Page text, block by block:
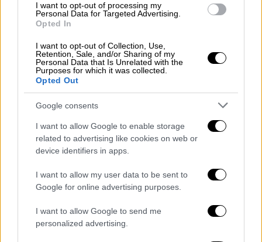
I want to opt-out of processing my
Personal Data for Targeted Advertising.
Opted In
I want to opt-out of Collection, Use,
Retention, Sale, and/or Sharing of my
Personal Data that Is Unrelated with the
Purposes for which it was collected.
Opted Out
Google consents
I want to allow Google to enable storage
related to advertising like cookies on web or
device identifiers in apps.
I want to allow my user data to be sent to
Google for online advertising purposes.
I want to allow Google to send me
personalized advertising.
Ο Γιάννης Καλογεράτος ετοιμάζει τον αετό του
«Τα παιδιά έχουν αναλάβει την επιχείρηση
αλλά κάνουν και αυτοί κάιτ όπως και τα έξι
μου εγγόνια. Ο μεγαλύτερος εγγονός μου
είναι 19 ετών. Ο μικρότερος είναι 6 ετών και
αυτές τις ημέρες του κάνω μαθήματα σερφ
και κάνουμε μαζί . Όλα μου τα εγγόνια έχουν
μάθει και κάνουν σερφ και κάιτ και χαίρομαι
πολύ για αυτό».